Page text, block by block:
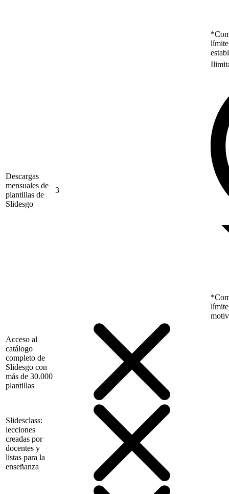
Descargas
mensuales de
plantillas de
Slidesgo
3
límite
Acceso al
catálogo
completo de
Slidesgo con
más de 30.000
plantillas
Slidesclass:
lecciones
creadas por
docentes y
listas para la
enseñanza